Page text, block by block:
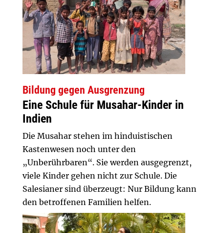
Bildung gegen Ausgrenzung
Eine Schule für Musahar-Kinder in
Indien
Die Musahar stehen im hinduistischen
Kastenwesen noch unter den
„Unberührbaren“. Sie werden ausgegrenzt,
viele Kinder gehen nicht zur Schule. Die
Salesianer sind überzeugt: Nur Bildung kann
den betroffenen Familien helfen.